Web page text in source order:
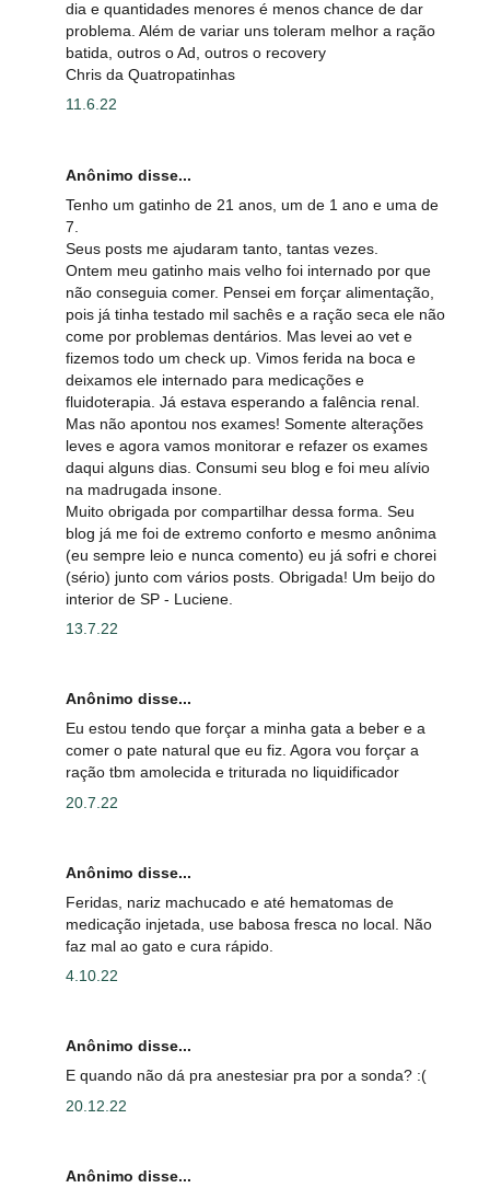
dia e quantidades menores é menos chance de dar
problema. Além de variar uns toleram melhor a ração
batida, outros o Ad, outros o recovery
Chris da Quatropatinhas
11.6.22
Anônimo disse...
Tenho um gatinho de 21 anos, um de 1 ano e uma de
7.
Seus posts me ajudaram tanto, tantas vezes.
Ontem meu gatinho mais velho foi internado por que
não conseguia comer. Pensei em forçar alimentação,
pois já tinha testado mil sachês e a ração seca ele não
come por problemas dentários. Mas levei ao vet e
fizemos todo um check up. Vimos ferida na boca e
deixamos ele internado para medicações e
fluidoterapia. Já estava esperando a falência renal.
Mas não apontou nos exames! Somente alterações
leves e agora vamos monitorar e refazer os exames
daqui alguns dias. Consumi seu blog e foi meu alívio
na madrugada insone.
Muito obrigada por compartilhar dessa forma. Seu
blog já me foi de extremo conforto e mesmo anônima
(eu sempre leio e nunca comento) eu já sofri e chorei
(sério) junto com vários posts. Obrigada! Um beijo do
interior de SP - Luciene.
13.7.22
Anônimo disse...
Eu estou tendo que forçar a minha gata a beber e a
comer o pate natural que eu fiz. Agora vou forçar a
ração tbm amolecida e triturada no liquidificador
20.7.22
Anônimo disse...
Feridas, nariz machucado e até hematomas de
medicação injetada, use babosa fresca no local. Não
faz mal ao gato e cura rápido.
4.10.22
Anônimo disse...
E quando não dá pra anestesiar pra por a sonda? :(
20.12.22
Anônimo disse...